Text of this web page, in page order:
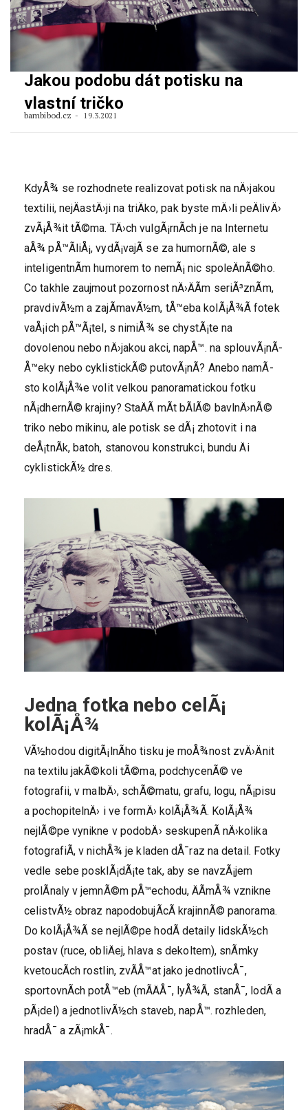
Jakou podobu dát potisku na
vlastní tričko
bambibod.cz 19.3.2021
KdyÅ¾ se rozhodnete realizovat potisk na nÄ›jakou
textilii, nejÄastÄ›ji na triÄko, pak byste mÄ›li peÄlivÄ›
zvÃ¡Å¾it tÃ©ma. TÄ›ch vulgÃ¡rnÃ­ch je na Internetu
aÅ¾ pÅ™Ã­liÅ¡, vydÃ¡vajÃ­ se za humornÃ©, ale s
inteligentnÃ­m humorem to nemÃ¡ nic spoleÄnÃ©ho.
Co takhle zaujmout pozornost nÄ›ÄÃ­m seriÃ³znÃ­m,
pravdivÃ½m a zajÃ­mavÃ½m, tÅ™eba kolÃ¡Å¾Ã­ fotek
vaÅ¡ich pÅ™Ã¡tel, s nimiÅ¾ se chystÃ¡te na
dovolenou nebo nÄ›jakou akci, napÅ™. na splouvÃ¡nÃ­
Å™eky nebo cyklistickÃ© putovÃ¡nÃ­? Anebo namÃ­
sto kolÃ¡Å¾e volit velkou panoramatickou fotku
nÃ¡dhernÃ© krajiny? StaÄÃ­ mÃ­t bÃ­lÃ© bavlnÄ›nÃ©
triko nebo mikinu, ale potisk se dÃ¡ zhotovit i na
deÅ¡tnÃ­k, batoh, stanovou konstrukci, bundu Äi
cyklistickÃ½ dres.
Jedna fotka nebo celÃ¡
kolÃ¡Å¾
VÃ½hodou digitÃ¡lnÃ­ho tisku je moÅ¾nost zvÄ›Änit
na textilu jakÃ©koli tÃ©ma, podchycenÃ© ve
fotografii, v malbÄ›, schÃ©matu, grafu, logu, nÃ¡pisu
a pochopitelnÄ› i ve formÄ› kolÃ¡Å¾Ã­. KolÃ¡Å¾
nejlÃ©pe vynikne v podobÄ› seskupenÃ­ nÄ›kolika
fotografiÃ­, v nichÅ¾ je kladen dÅ¯raz na detail. Fotky
vedle sebe posklÃ¡dÃ¡te tak, aby se navzÃ¡jem
prolÃ­naly v jemnÃ©m pÅ™echodu, ÄÃ­mÅ¾ vznikne
celistvÃ½ obraz napodobujÃ­cÃ­ krajinnÃ© panorama.
Do kolÃ¡Å¾Ã­ se nejlÃ©pe hodÃ­ detaily lidskÃ½ch
postav (ruce, obliÄej, hlava s dekoltem), snÃ­mky
kvetoucÃ­ch rostlin, zvÃ­Å™at jako jednotlivcÅ¯,
sportovnÃ­ch potÅ™eb (mÃ­ÄÅ¯, lyÅ¾Ã­, stanÅ¯, lodÃ­ a
pÃ¡del) a jednotlivÃ½ch staveb, napÅ™. rozhleden,
hradÅ¯ a zÃ¡mkÅ¯.